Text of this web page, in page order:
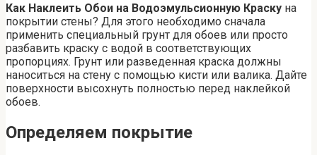
Как Наклеить Обои на Водоэмульсионную Краску на
покрытии стены? Для этого необходимо сначала
применить специальный грунт для обоев или просто
разбавить краску с водой в соответствующих
пропорциях. Грунт или разведенная краска должны
наноситься на стену с помощью кисти или валика. Дайте
поверхности высохнуть полностью перед наклейкой
обоев.
Определяем покрытие